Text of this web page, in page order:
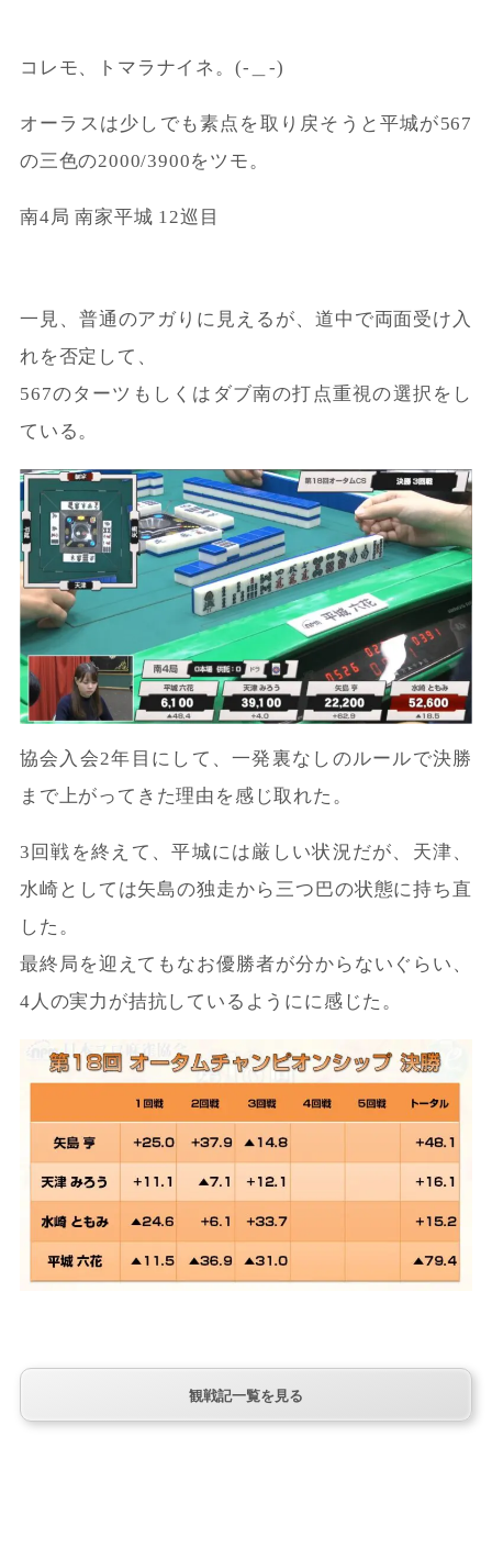
コレモ、トマラナイネ。(-＿-)
オーラスは少しでも素点を取り戻そうと平城が567
の三色の2000/3900をツモ。
南4局 南家平城 12巡目
一見、普通のアガりに見えるが、道中で両面受け入
れを否定して、
567のターツもしくはダブ南の打点重視の選択をし
ている。
協会入会2年目にして、一発裏なしのルールで決勝
まで上がってきた理由を感じ取れた。
3回戦を終えて、平城には厳しい状況だが、天津、
水崎としては矢島の独走から三つ巴の状態に持ち直
した。
最終局を迎えてもなお優勝者が分からないぐらい、
4人の実力が拮抗しているようにに感じた。
観戦記一覧を見る